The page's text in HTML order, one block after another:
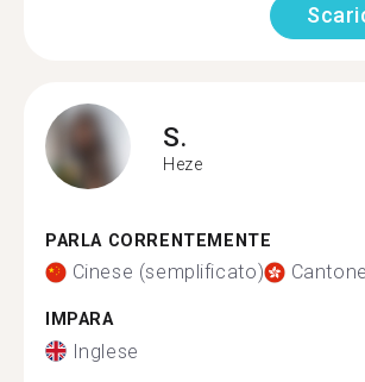
S.
Heze
PARLA CORRENTEMENTE
Cinese (semplificato)
IMPARA
Inglese